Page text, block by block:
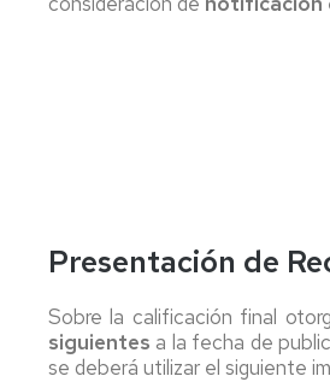
de
Tramites
on
Presentación de
Sobre la calificación final
siguientes a la fecha de
se deberá utilizar el siguiente